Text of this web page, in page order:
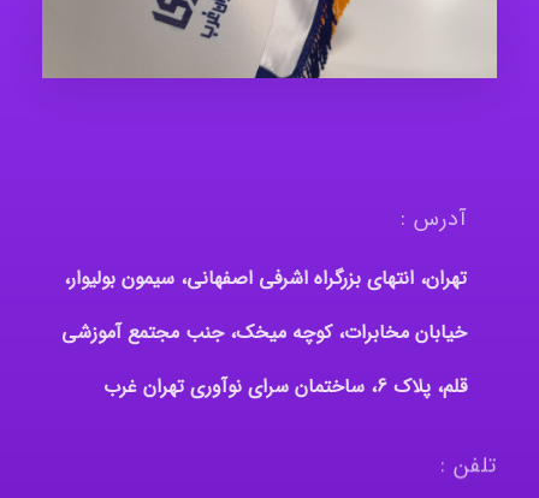
آدرس :
تهران، انتهای بزرگراه اشرفی اصفهانی، سیمون بولیوار،
خیابان مخابرات، کوچه میخک، جنب مجتمع آموزشی
قلم، پلاک 6، ساختمان سرای نوآوری تهران غرب
تلفن :